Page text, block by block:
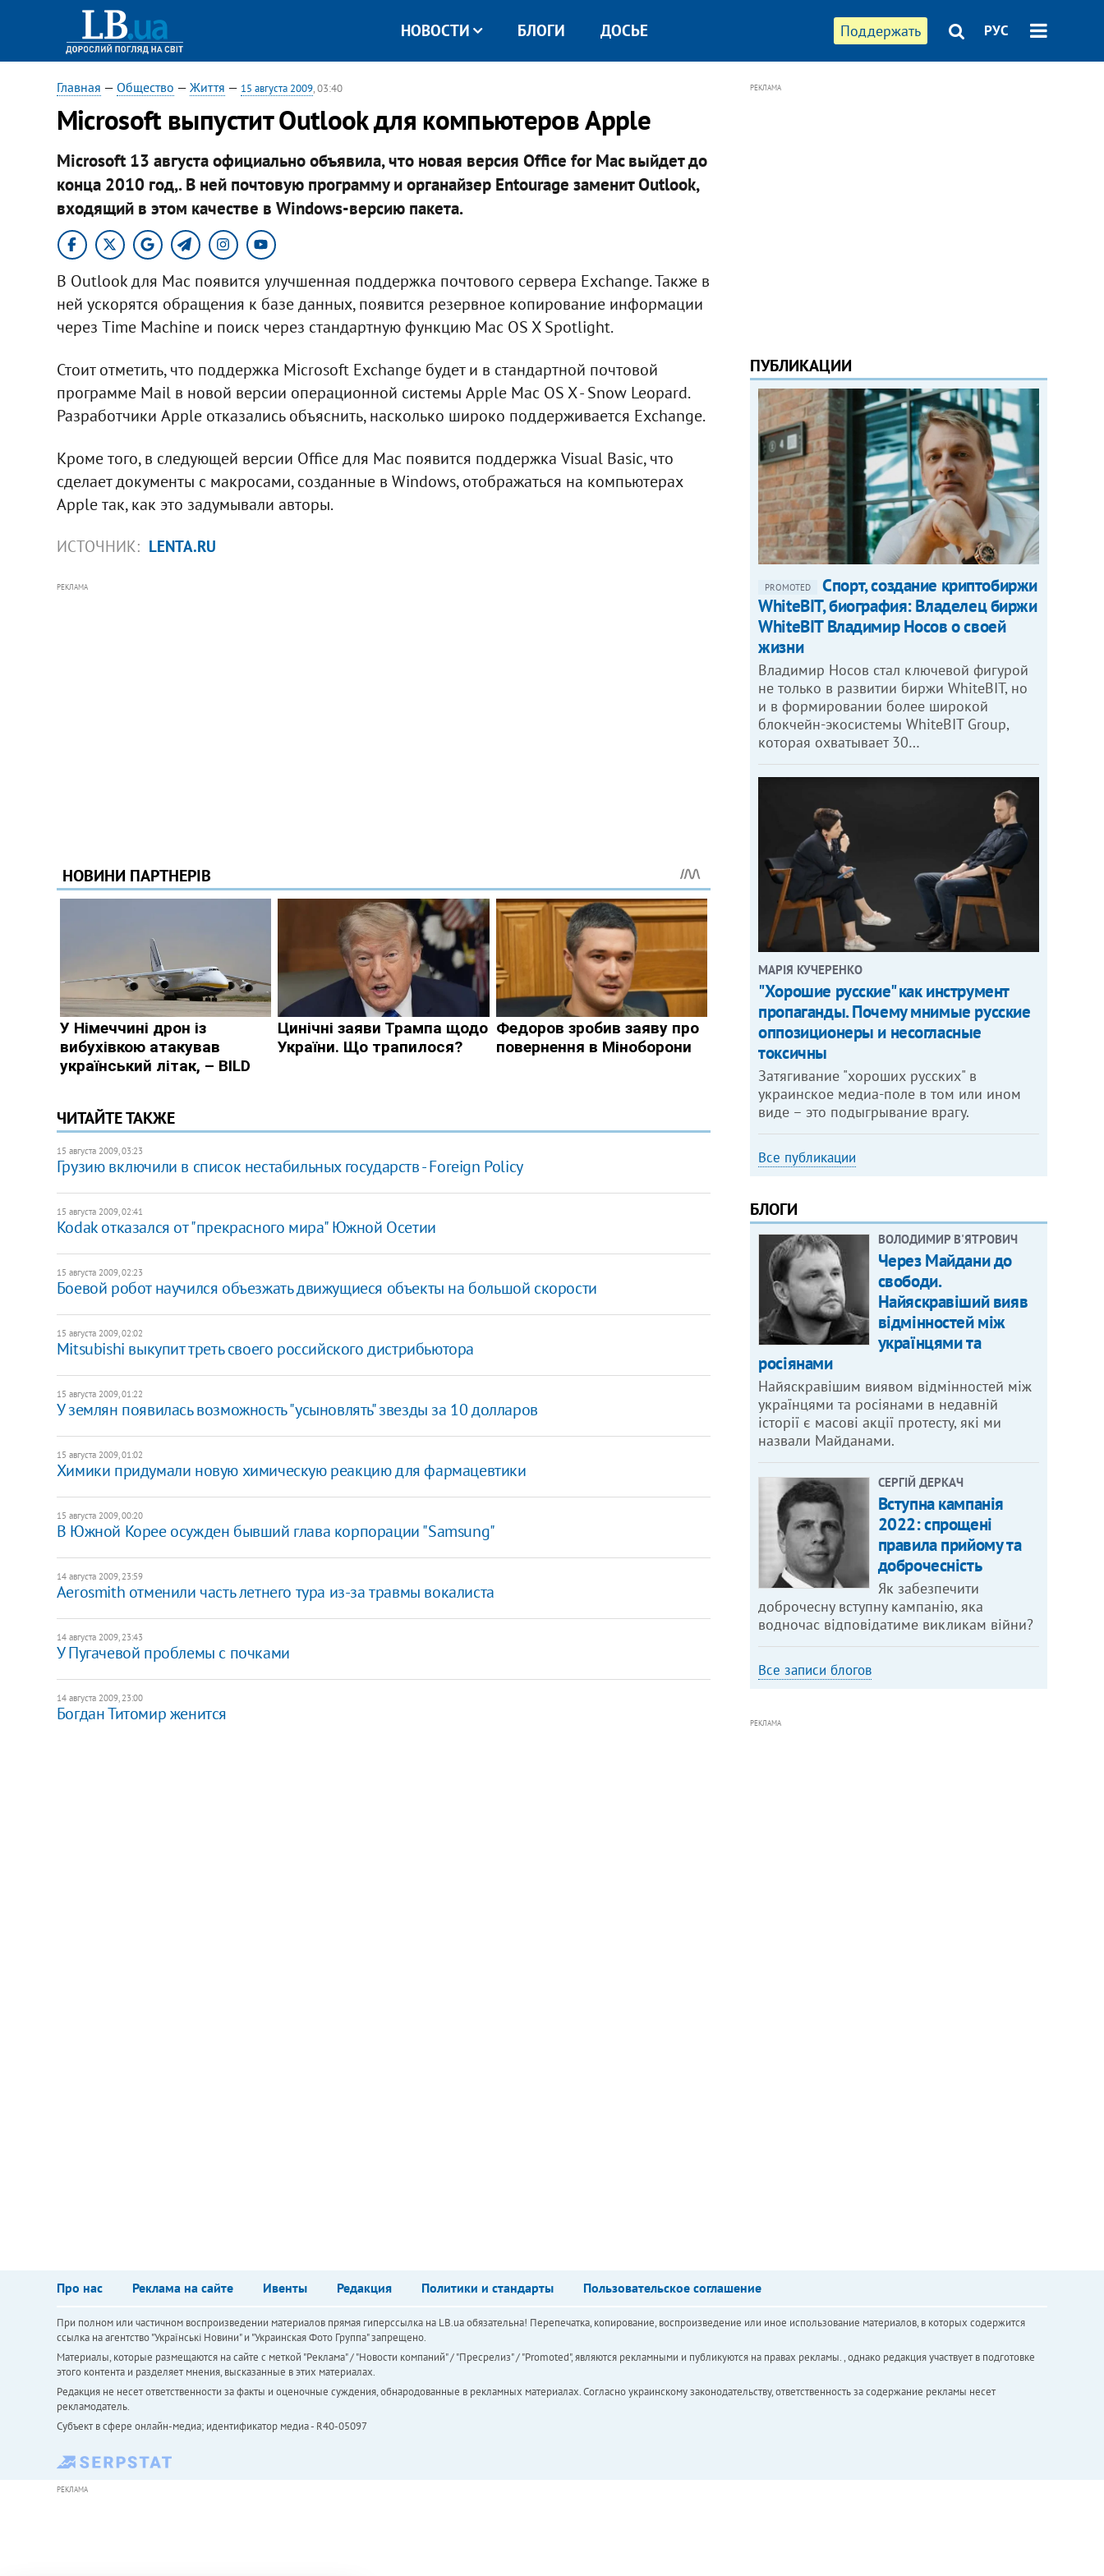
Поддержать РУС
НОВОСТИ БЛОГИ ДОСЬЕ
Главная — Общество — Життя — 15 августа 2009, 03:40
Microsoft выпустит Outlook для компьютеров Apple
Microsoft 13 августа официально объявила, что новая версия Office for Mac выйдет до
конца 2010 год,. В ней почтовую программу и органайзер Entourage заменит Outlook,
входящий в этом качестве в Windows-версию пакета.
В Outlook для Mac появится улучшенная поддержка почтового сервера Exchange. Также в
ней ускорятся обращения к базе данных, появится резервное копирование информации
через Time Machine и поиск через стандартную функцию Mac OS X Spotlight.
Стоит отметить, что поддержка Microsoft Exchange будет и в стандартной почтовой
программе Mail в новой версии операционной системы Apple Mac OS X - Snow Leopard.
Разработчики Apple отказались объяснить, насколько широко поддерживается Exchange.
Кроме того, в следующей версии Office для Mac появится поддержка Visual Basic, что
сделает документы с макросами, созданные в Windows, отображаться на компьютерах
Apple так, как это задумывали авторы.
ИСТОЧНИК: LENTA.RU
РЕКЛАМА
ЧИТАЙТЕ ТАКЖЕ
15 августа 2009, 03:23
Грузию включили в список нестабильных государств - Foreign Policy
15 августа 2009, 02:41
Kodak отказался от "прекрасного мира" Южной Осетии
15 августа 2009, 02:23
Боевой робот научился объезжать движущиеся объекты на большой скорости
15 августа 2009, 02:02
Mitsubishi выкупит треть своего российского дистрибьютора
15 августа 2009, 01:22
У землян появилась возможность "усыновлять" звезды за 10 долларов
15 августа 2009, 01:02
Химики придумали новую химическую реакцию для фармацевтики
15 августа 2009, 00:20
В Южной Корее осужден бывший глава корпорации "Samsung"
14 августа 2009, 23:59
Aerosmith отменили часть летнего тура из-за травмы вокалиста
14 августа 2009, 23:43
У Пугачевой проблемы с почками
14 августа 2009, 23:00
Богдан Титомир женится
РЕКЛАМА
ПУБЛИКАЦИИ
PROMOTED
Спорт, создание криптобиржи
WhiteBIT, биография: Владелец биржи
WhiteBIT Владимир Носов о своей
жизни
Владимир Носов стал ключевой фигурой
не только в развитии биржи WhiteBIT, но
и в формировании более широкой
блокчейн-экосистемы WhiteBIT Group,
которая охватывает 30…
МАРІЯ КУЧЕРЕНКО
"Хорошие русские" как инструмент
пропаганды. Почему мнимые русские
оппозиционеры и несогласные
токсичны
Затягивание "хороших русских" в
украинское медиа-поле в том или ином
виде – это подыгрывание врагу.
Все публикации
БЛОГИ
ВОЛОДИМИР В'ЯТРОВИЧ
Через Майдани до
свободи.
Найяскравіший вияв
відмінностей між
українцями та
росіянами
Найяскравішим виявом відмінностей між
українцями та росіянами в недавній
історії є масові акції протесту, які ми
назвали Майданами.
СЕРГІЙ ДЕРКАЧ
Вступна кампанія
2022: спрощені
правила прийому та
доброчесність
Як забезпечити
доброчесну вступну кампанію, яка
водночас відповідатиме викликам війни?
Все записи блогов
РЕКЛАМА
Про нас Реклама на сайте Ивенты Редакция Политики и стандарты Пользовательское соглашение
При полном или частичном воспроизведении материалов прямая гиперссылка на LB.ua обязательна! Перепечатка, копирование, воспроизведение или иное использование материалов, в которых содержится
ссылка на агентство "Українськi Новини" и "Украинская Фото Группа" запрещено.
Материалы, которые размещаются на сайте с меткой "Реклама" / "Новости компаний" / "Пресрелиз" / "Promoted", являются рекламными и публикуются на правах рекламы. , однако редакция участвует в подготовке
этого контента и разделяет мнения, высказанные в этих материалах.
Редакция не несет ответственности за факты и оценочные суждения, обнародованные в рекламных материалах. Согласно украинскому законодательству, ответственность за содержание рекламы несет
рекламодатель.
Субъект в сфере онлайн-медиа; идентификатор медиа - R40-05097
РЕКЛАМА